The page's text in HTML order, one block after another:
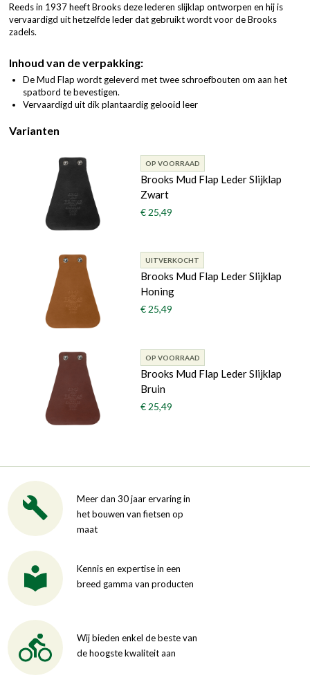
Reeds in 1937 heeft Brooks deze lederen slijklap ontworpen en hij is
vervaardigd uit hetzelfde leder dat gebruikt wordt voor de Brooks
zadels.
Inhoud van de verpakking:
De Mud Flap wordt geleverd met twee schroefbouten om aan het
spatbord te bevestigen.
Vervaardigd uit dik plantaardig gelooid leer
Varianten
OP VOORRAAD
Brooks Mud Flap Leder Slijklap
Zwart
€ 25,49
UITVERKOCHT
Brooks Mud Flap Leder Slijklap
Honing
€ 25,49
OP VOORRAAD
Brooks Mud Flap Leder Slijklap
Bruin
€ 25,49
Meer dan 30 jaar ervaring in
het bouwen van fietsen op
maat
Kennis en expertise in een
breed gamma van producten
Wij bieden enkel de beste van
de hoogste kwaliteit aan